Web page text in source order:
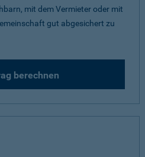
mit dem Vermieter oder mit
gut abgesichert zu
berechnen